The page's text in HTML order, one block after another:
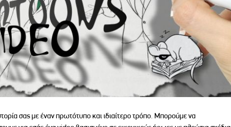
σας με έναν πρωτότυπο και ιδιαίτερο τρόπο. Μπορούμε να